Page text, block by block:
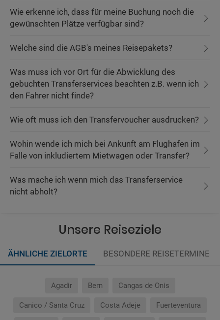
Wie erkenne ich, dass für meine Buchung noch die
gewünschten Plätze verfügbar sind?
Welche sind die AGB's meines Reisepakets?
Was muss ich vor Ort für die Abwicklung des
gebuchten Transferservices beachten z.B. wenn ich
den Fahrer nicht finde?
Wie oft muss ich den Transfervoucher ausdrucken?
Wohin wende ich mich bei Ankunft am Flughafen im
Falle von inkludiertem Mietwagen oder Transfer?
Was mache ich wenn mich das Transferservice
nicht abholt?
Unsere Reiseziele
ÄHNLICHE ZIELORTE BESONDERE REISETERMINE
Agadir Bern Cangas de Onis
Canico / Santa Cruz Costa Adeje Fuerteventura